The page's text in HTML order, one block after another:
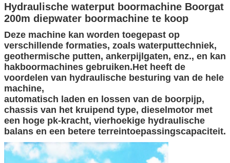
Hydraulische waterput boormachine Boorgat
200m diepwater boormachine te koop
Deze machine kan worden toegepast op
verschillende formaties, zoals waterputtechniek,
geothermische putten, ankerpijlgaten, enz., en kan
hakboormachines gebruiken.Het heeft de
voordelen van hydraulische besturing van de hele
machine,
automatisch laden en lossen van de boorpijp,
chassis van het kruipend type, dieselmotor met
een hoge pk-kracht, vierhoekige hydraulische
balans en een betere terreintoepassingscapaciteit.